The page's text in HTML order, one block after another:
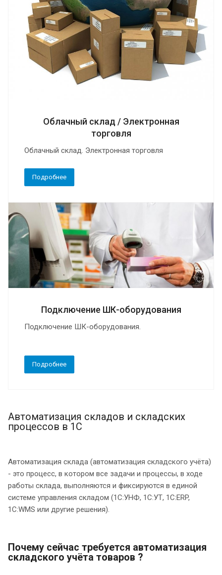
Облачный склад / Электронная
торговля
Облачный склад. Электронная торговля
Подробнее
Подключение ШК-оборудования
Подключение ШК-оборудования.
Подробнее
Автоматизация складов и складских
процессов в 1С
Автоматизация склада (автоматизация складского учёта)
- это процесс, в котором все задачи и процессы, в ходе
работы склада, выполняются и фиксируются в единой
системе управления складом (1С:УНФ, 1С:УТ, 1С:ERP,
1С:WMS или другие решения).
Почему сейчас требуется автоматизация
складского учёта товаров ?